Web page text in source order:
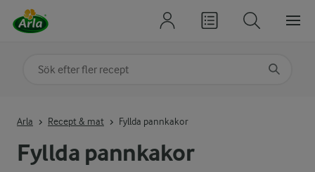
Fyllda pannkakor
Arla Recept & mat Fyllda pannkakor
Sök på kategori eller ingrediens